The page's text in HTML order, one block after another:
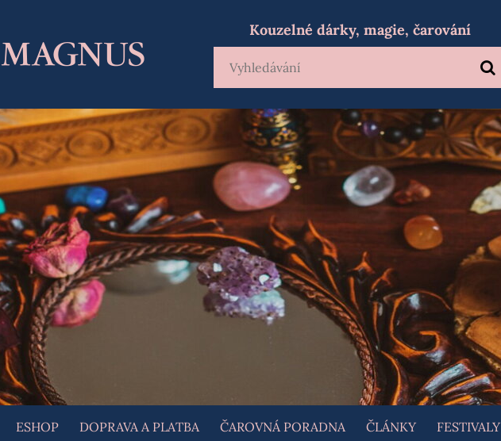
Kouzelné dárky, magie, čarování
ESHOP DOPRAVA A PLATBA ČAROVNÁ PORADNA ČLÁNKY FESTIVALY